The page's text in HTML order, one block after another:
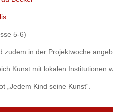
5-6)
zudem in der Projektwoche
Kunst mit lokalen Institutionen
„Jedem Kind seine Kunst“.